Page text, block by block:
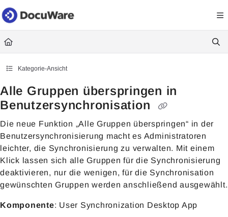
Documentation Index
Fetch the complete documentation index at: https://
Use this file to discover all available pages before exploring further.
Kategorie-Ansicht
Alle Gruppen überspringen in
Benutzersynchronisation
Die neue Funktion „Alle Gruppen überspringen“ in der
Benutzersynchronisierung macht es Administratoren
leichter, die Synchronisierung zu verwalten. Mit einem
Klick lassen sich alle Gruppen für die Synchronisierung
deaktivieren, nur die wenigen, für die Synchronisation
gewünschten Gruppen werden anschließend ausgewählt.
Komponente: User Synchronization Desktop App